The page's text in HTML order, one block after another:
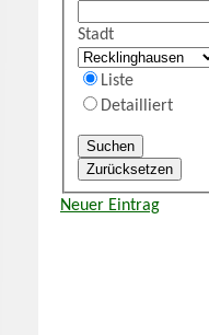
Stadt
Liste
Detailliert
Neuer Eintrag